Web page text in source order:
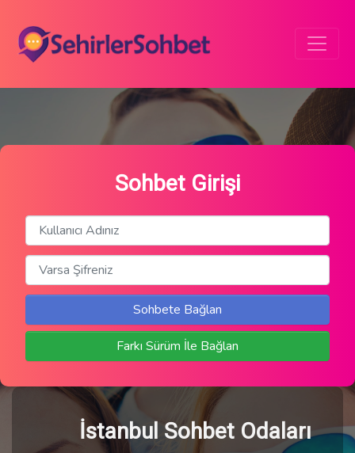
Sohbet Girişi
Sohbete Bağlan
Farkı Sürüm İle Bağlan
İstanbul Sohbet Odaları